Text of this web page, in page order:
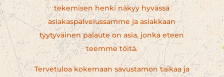
tekemisen henki näkyy hyvässä
asiakaspalvelussamme ja asiakkaan
tyytyväinen palaute on asia, jonka eteen
teemme töitä.
Tervetuloa kokemaan savustamon taikaa ja